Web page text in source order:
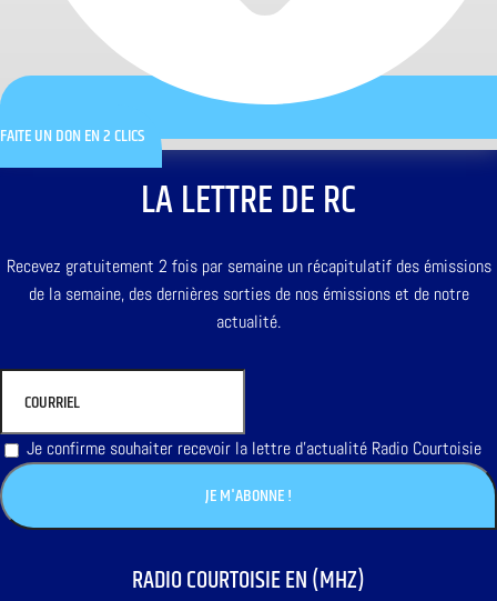
FAITE UN DON EN 2 CLICS
LA LETTRE DE RC
Recevez gratuitement 2 fois par semaine un récapitulatif des émissions
de la semaine, des dernières sorties de nos émissions et de notre
actualité.
Je confirme souhaiter recevoir la lettre d'actualité Radio Courtoisie
RADIO COURTOISIE EN (MHZ)